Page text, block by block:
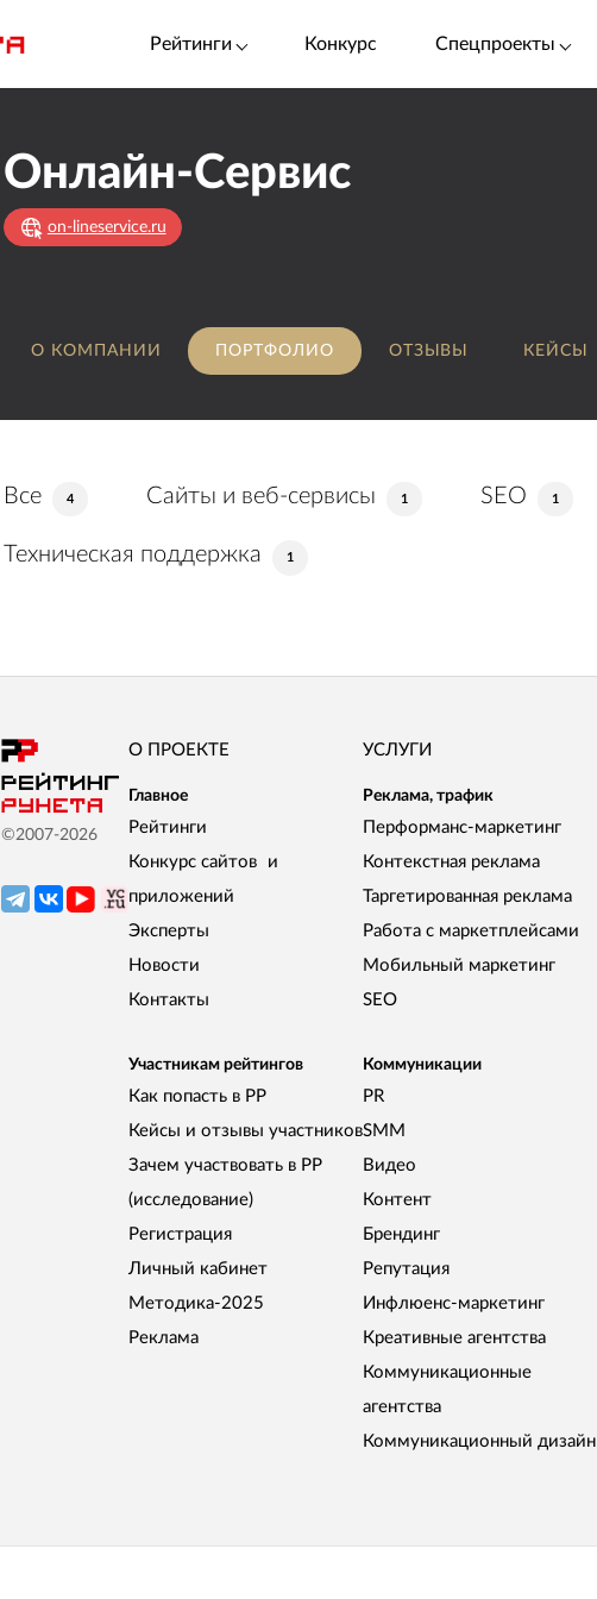
Рейтинги Конкурс Спецпроекты
Онлайн-Сервис
on-lineservice.ru
О КОМПАНИИ ПОРТФОЛИО ОТЗЫВЫ КЕЙСЫ
Все 4 Сайты и веб-сервисы 1 SEO 1
Техническая поддержка 1
©2007-2026
О ПРОЕКТЕ
Главное
Рейтинги
Конкурс сайтов и
приложений
Эксперты
Новости
Контакты
Участникам рейтингов
Как попасть в РР
Кейсы и отзывы участников
Зачем участвовать в РР
(исследование)
Регистрация
Личный кабинет
Методика-2025
Реклама
УСЛУГИ
Реклама, трафик
Перформанс-маркетинг
Контекстная реклама
Таргетированная реклама
Работа с маркетплейсами
Мобильный маркетинг
SEO
Коммуникации
PR
SMM
Видео
Контент
Брендинг
Репутация
Инфлюенс-маркетинг
Креативные агентства
Коммуникационные
агентства
Коммуникационный дизайн